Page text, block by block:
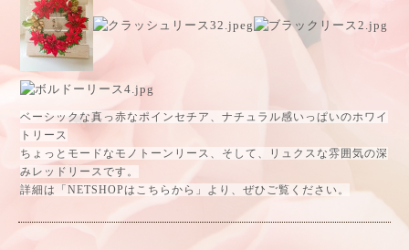
ベーシックな真っ赤なポインセチア、ナチュラル感いっぱいのホワイ
トリース
ちょっとモードなモノトーンリース、そして、リュクスな雰囲気の深
みレッドリースです。
詳細は「NETSHOPはこちらから」より、ぜひご覧ください。